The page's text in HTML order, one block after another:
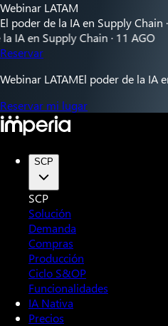
Webinar LATAM
El poder de la IA en Supply Chain
Chain · 11 AGO
El
Reservar
Webinar LATAMEl poder de la IA
Reservar mi lugar
SCP
SCP
Solución
Demanda
Compras
Producción
Ciclo S&OP
Funcionalidades
IA Nativa
Precios